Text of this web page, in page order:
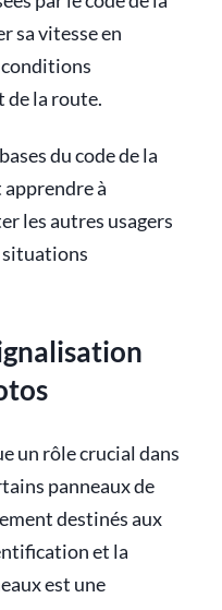
sa vitesse en
de la route.
du code de la
à
les autres usagers
situations
un rôle crucial dans
panneaux de
destinés aux
et la
est une